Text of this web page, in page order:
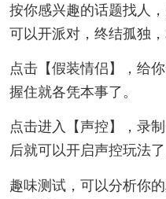
按你感兴趣的话题找人
可以开派对，终结孤独，
点击【假装情侣】，给
握住就各凭本事了。
点击进入【声控】，录
后就可以开启声控玩法了
趣味测试，可以分析你